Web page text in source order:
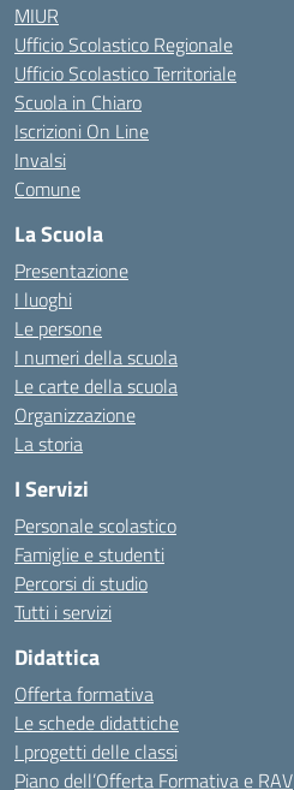
MIUR
Ufficio Scolastico Regionale
Ufficio Scolastico Territoriale
Scuola in Chiaro
Iscrizioni On Line
Invalsi
Comune
La Scuola
Presentazione
I luoghi
Le persone
I numeri della scuola
Le carte della scuola
Organizzazione
La storia
I Servizi
Personale scolastico
Famiglie e studenti
Percorsi di studio
Tutti i servizi
Didattica
Offerta formativa
Le schede didattiche
I progetti delle classi
Piano dell’Offerta Formativa e RAV